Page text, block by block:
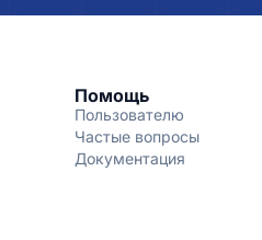
Помощь
Пользователю
Частые вопросы
Документация